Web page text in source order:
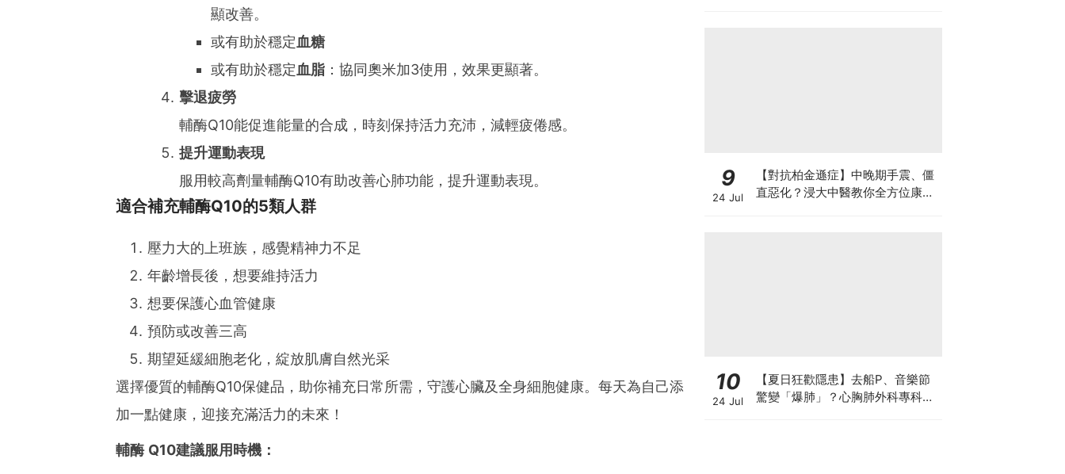
顯改善。
或有助於穩定血糖
或有助於穩定血脂：協同奧米加3使用，效果更顯著。
擊退疲勞
輔酶Q10能促進能量的合成，時刻保持活力充沛，減輕疲倦感。
提升運動表現
服用較高劑量輔酶Q10有助改善心肺功能，提升運動表現。
適合補充輔酶Q10的5類人群
壓力大的上班族，感覺精神力不足
年齡增長後，想要維持活力
想要保護心血管健康
預防或改善三高
期望延緩細胞老化，綻放肌膚自然光采
選擇優質的輔酶Q10保健品，助你補充日常所需，守護心臟及全身細胞健康。每天為自己添
加一點健康，迎接充滿活力的未來！
輔酶 Q10建議服用時機：
9
24 Jul
【對抗柏金遜症】中晚期手震、僵
直惡化？浸大中醫教你全方位康復
10
24 Jul
【夏日狂歡隱患】去船P、音樂節
驚變「爆肺」？心胸肺外科專科醫